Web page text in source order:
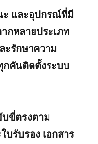
ะ และอุปกรณ์ที่มี
กหลายประเภท
ะรักษาความ
คันติดตั้งระบบ
ขี่ตรงตาม
บรับรอง เอกสาร